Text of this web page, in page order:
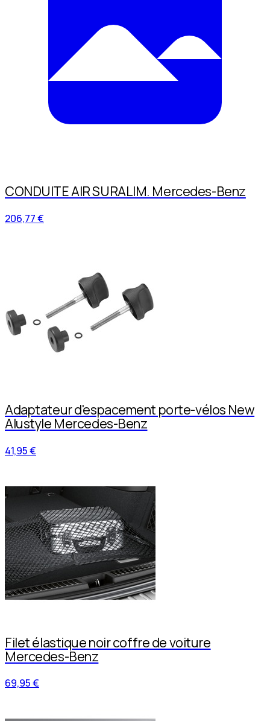
CONDUITE AIR SURALIM. Mercedes-Benz
206,77 €
Adaptateur d'espacement porte-vélos New
Alustyle Mercedes-Benz
41,95 €
Filet élastique noir coffre de voiture
Mercedes-Benz
69,95 €